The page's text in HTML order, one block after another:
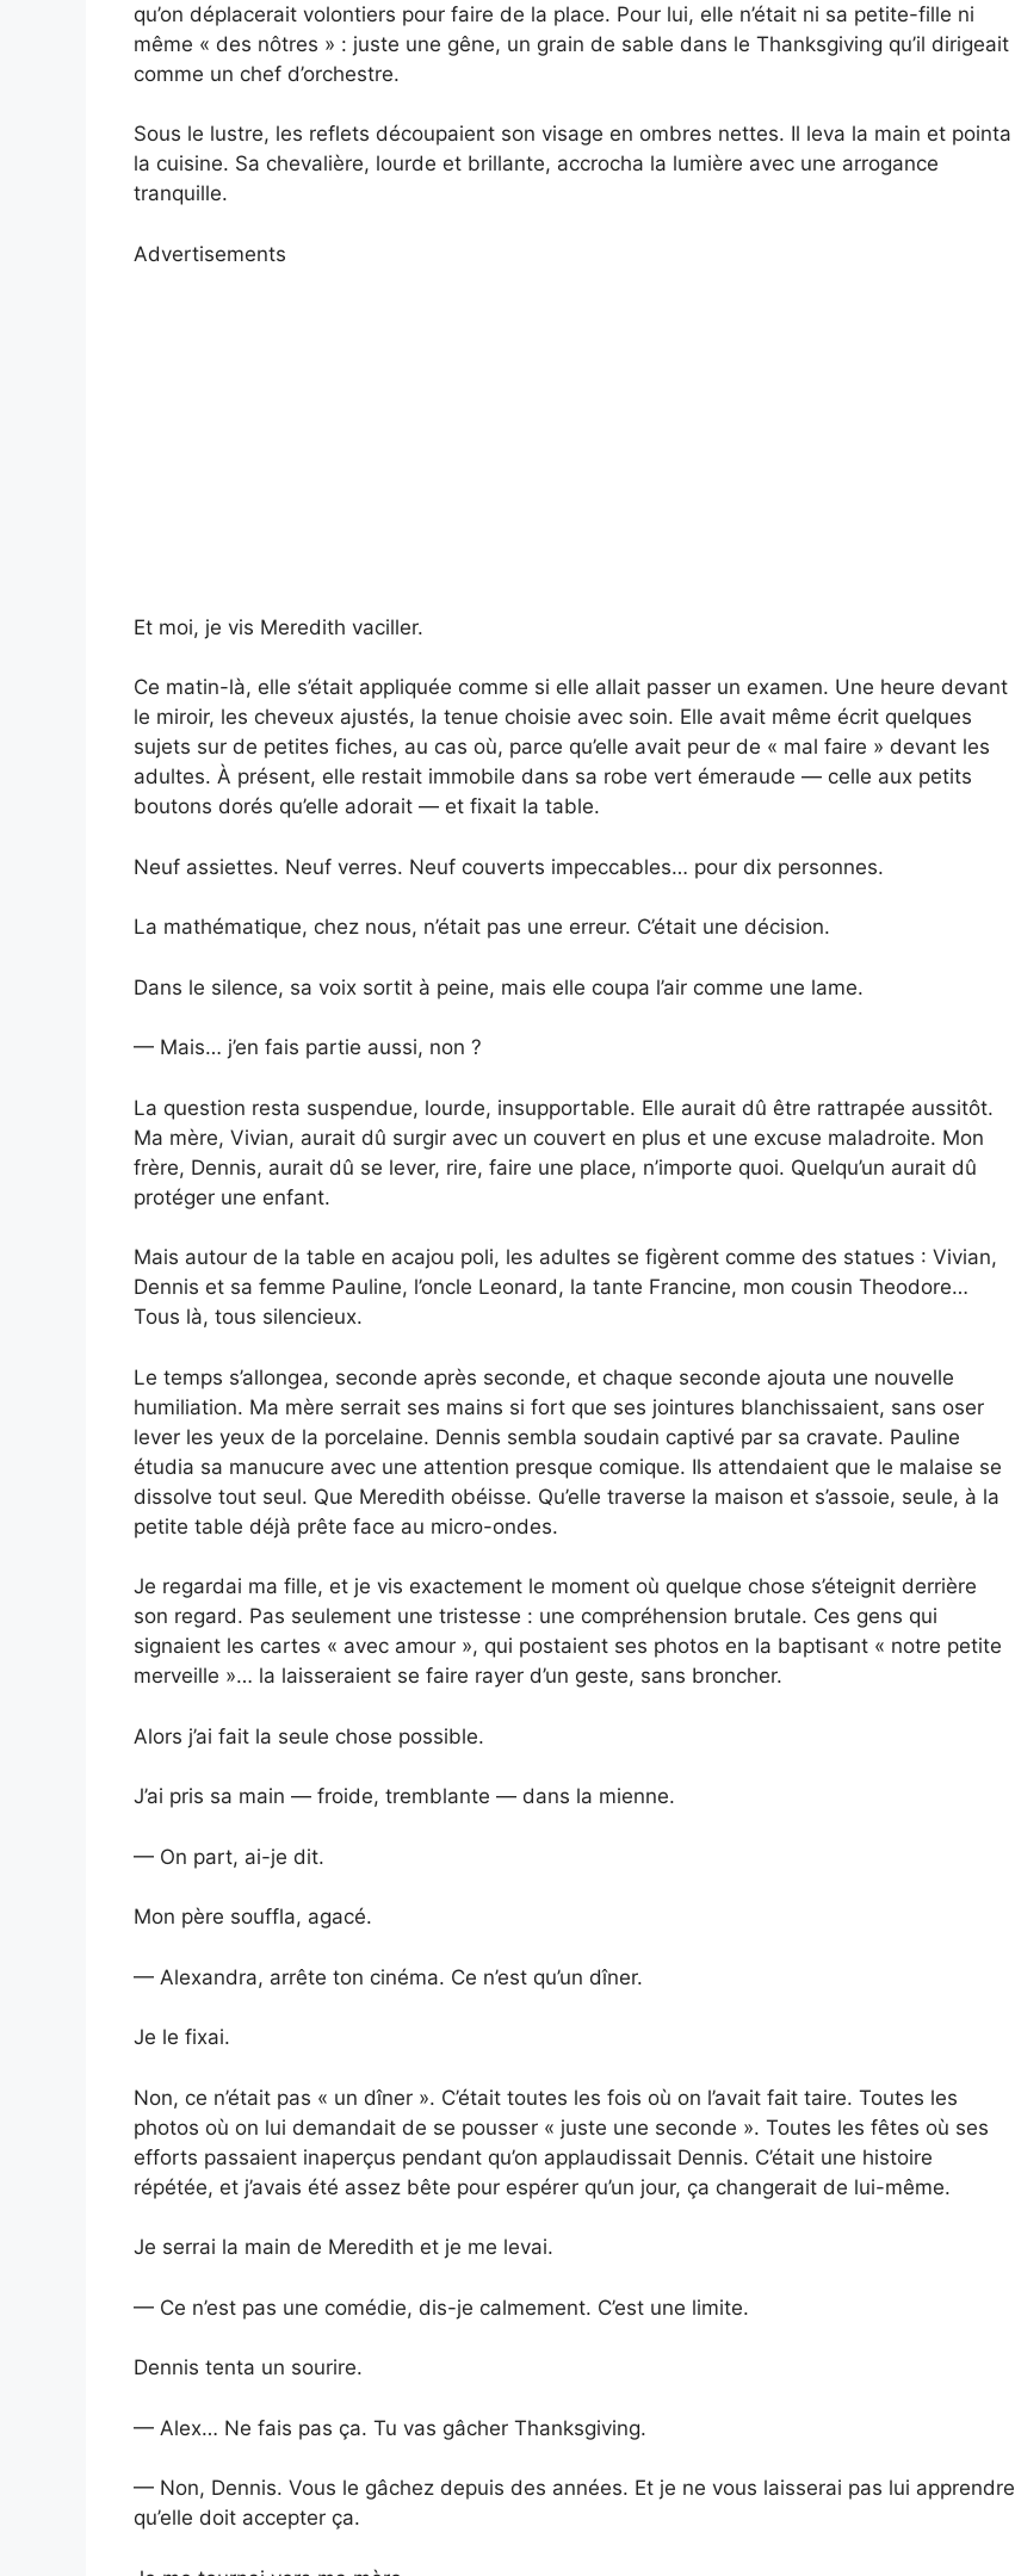
qu’on déplacerait volontiers pour faire de la place. Pour lui, elle n’était ni sa petite-fille ni
même « des nôtres » : juste une gêne, un grain de sable dans le Thanksgiving qu’il dirigeait
comme un chef d’orchestre.
Sous le lustre, les reflets découpaient son visage en ombres nettes. Il leva la main et pointa
la cuisine. Sa chevalière, lourde et brillante, accrocha la lumière avec une arrogance
tranquille.
Advertisements
Et moi, je vis Meredith vaciller.
Ce matin-là, elle s’était appliquée comme si elle allait passer un examen. Une heure devant
le miroir, les cheveux ajustés, la tenue choisie avec soin. Elle avait même écrit quelques
sujets sur de petites fiches, au cas où, parce qu’elle avait peur de « mal faire » devant les
adultes. À présent, elle restait immobile dans sa robe vert émeraude — celle aux petits
boutons dorés qu’elle adorait — et fixait la table.
Neuf assiettes. Neuf verres. Neuf couverts impeccables… pour dix personnes.
La mathématique, chez nous, n’était pas une erreur. C’était une décision.
Dans le silence, sa voix sortit à peine, mais elle coupa l’air comme une lame.
— Mais… j’en fais partie aussi, non ?
La question resta suspendue, lourde, insupportable. Elle aurait dû être rattrapée aussitôt.
Ma mère, Vivian, aurait dû surgir avec un couvert en plus et une excuse maladroite. Mon
frère, Dennis, aurait dû se lever, rire, faire une place, n’importe quoi. Quelqu’un aurait dû
protéger une enfant.
Mais autour de la table en acajou poli, les adultes se figèrent comme des statues : Vivian,
Dennis et sa femme Pauline, l’oncle Leonard, la tante Francine, mon cousin Theodore…
Tous là, tous silencieux.
Le temps s’allongea, seconde après seconde, et chaque seconde ajouta une nouvelle
humiliation. Ma mère serrait ses mains si fort que ses jointures blanchissaient, sans oser
lever les yeux de la porcelaine. Dennis sembla soudain captivé par sa cravate. Pauline
étudia sa manucure avec une attention presque comique. Ils attendaient que le malaise se
dissolve tout seul. Que Meredith obéisse. Qu’elle traverse la maison et s’assoie, seule, à la
petite table déjà prête face au micro-ondes.
Je regardai ma fille, et je vis exactement le moment où quelque chose s’éteignit derrière
son regard. Pas seulement une tristesse : une compréhension brutale. Ces gens qui
signaient les cartes « avec amour », qui postaient ses photos en la baptisant « notre petite
merveille »… la laisseraient se faire rayer d’un geste, sans broncher.
Alors j’ai fait la seule chose possible.
J’ai pris sa main — froide, tremblante — dans la mienne.
— On part, ai-je dit.
Mon père souffla, agacé.
— Alexandra, arrête ton cinéma. Ce n’est qu’un dîner.
Je le fixai.
Non, ce n’était pas « un dîner ». C’était toutes les fois où on l’avait fait taire. Toutes les
photos où on lui demandait de se pousser « juste une seconde ». Toutes les fêtes où ses
efforts passaient inaperçus pendant qu’on applaudissait Dennis. C’était une histoire
répétée, et j’avais été assez bête pour espérer qu’un jour, ça changerait de lui-même.
Je serrai la main de Meredith et je me levai.
— Ce n’est pas une comédie, dis-je calmement. C’est une limite.
Dennis tenta un sourire.
— Alex… Ne fais pas ça. Tu vas gâcher Thanksgiving.
— Non, Dennis. Vous le gâchez depuis des années. Et je ne vous laisserai pas lui apprendre
qu’elle doit accepter ça.